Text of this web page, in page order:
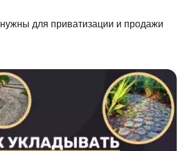
для приватизации и продажи